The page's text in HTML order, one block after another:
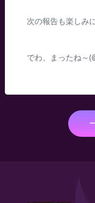
次の報告も楽しみ
でわ、まったね～